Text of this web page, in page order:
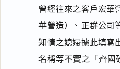
曾經往來之客戶宏華
華營造）、正群公司
知情之媳婦據此填寫
名稱等不實之「齊國